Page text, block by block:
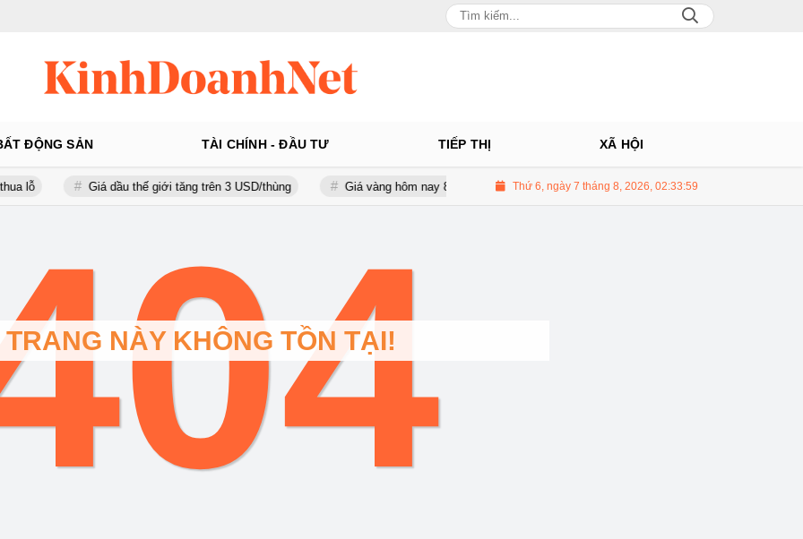
ĐỘNG SẢN TÀI CHÍNH - ĐẦU TƯ TIẾP THỊ XÃ HỘI
Giá dầu thế giới tăng trên 3 USD/thùng Giá vàng hôm nay 8/7: Thị trường lặng sóng Công ty chứng khoán 'chung nhà'
Thứ 6, ngày 7 tháng 8, 2026, 02:33:59
TRANG NÀY KHÔNG TỒN TẠI!